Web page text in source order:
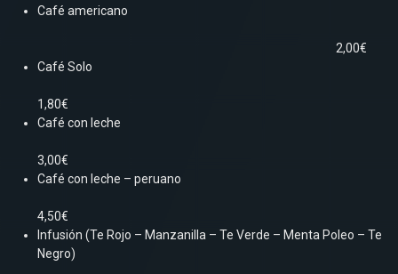
Café americano
2,00€
Café Solo
1,80€
Café con leche
3,00€
Café con leche – peruano
4,50€
Infusión (Te Rojo – Manzanilla – Te Verde – Menta Poleo – Te
Negro)